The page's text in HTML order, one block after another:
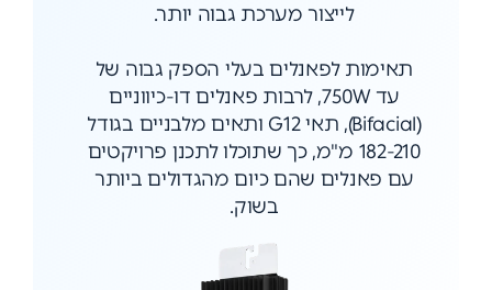
לייצור מערכת גבוה יותר.
תאימות לפאנלים בעלי הספק גבוה של
עד 750W, לרבות פאנלים דו-כיווניים
(Bifacial), תאי G12 ותאים מלבניים בגודל
182-210 מ"מ, כך שתוכלו לתכנן פרויקטים
עם פאנלים שהם כיום מהגדולים ביותר
בשוק.